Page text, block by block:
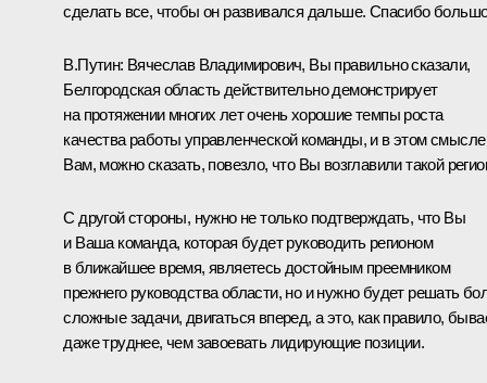
сделать все, чтобы он развивался дальше. Спасибо
В.Путин: Вячеслав Владимирович, Вы правильно сказали,
Белгородская область действительно демонстрирует
на протяжении многих лет очень хорошие темпы роста
качества работы управленческой команды, и в этом смысле
Вам, можно сказать, повезло, что Вы возглавили такой
С другой стороны, нужно не только подтверждать, что Вы
и Ваша команда, которая будет руководить регионом
в ближайшее время, являетесь достойным преемником
прежнего руководства области, но и нужно будет решать
сложные задачи, двигаться вперед, а это, как правило,
даже труднее, чем завоевать лидирующие позиции.